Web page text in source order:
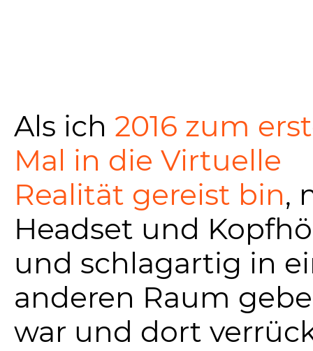
Als ich 2016 zum
Mal in die Virtuelle
Realität gereist bin,
Headset und
und schlagartig in
anderen Raum
war und dort